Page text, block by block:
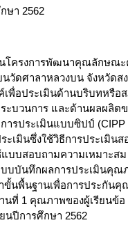
ษา 2562
นโครงการพัฒนาคุณลักษณะ
นวัดศาลาหลวงบน จังหวัดส
เพื่อประเมินด้านบริบทหรื
ะบวนการ และด้านผลผลิตข
ารประเมินแบบซิปป์ (CIPP
ะเมินซึ่งใช้วิธีการประเมิน
แบบสอบถามความเหมาะส
บบันทึกผลการประเมินคุณ
ขั้นพื้นฐานเพื่อการประกัน
นที่ 1 คุณภาพของผู้เรียนข้
นปีการศึกษา 2562